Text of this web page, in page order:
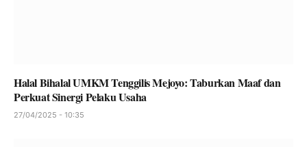
Halal Bihalal UMKM Tenggilis Mejoyo: Taburkan Maaf dan
Perkuat Sinergi Pelaku Usaha
27/04/2025 - 10:35